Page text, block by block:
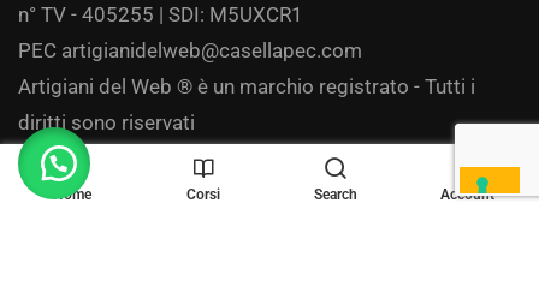
n° TV - 405255 | SDI: M5UXCR1
PEC artigianidelweb@casellapec.com
Artigiani del Web ® è un marchio registrato - Tutti i
diritti sono riservati
Privacy
Home Corsi Search Account